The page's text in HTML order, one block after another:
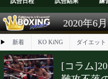
試合日程 試合結果
2020年